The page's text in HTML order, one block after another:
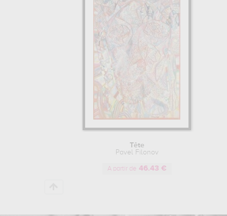
Tête
Pavel Filonov
A partir de 46.43 €